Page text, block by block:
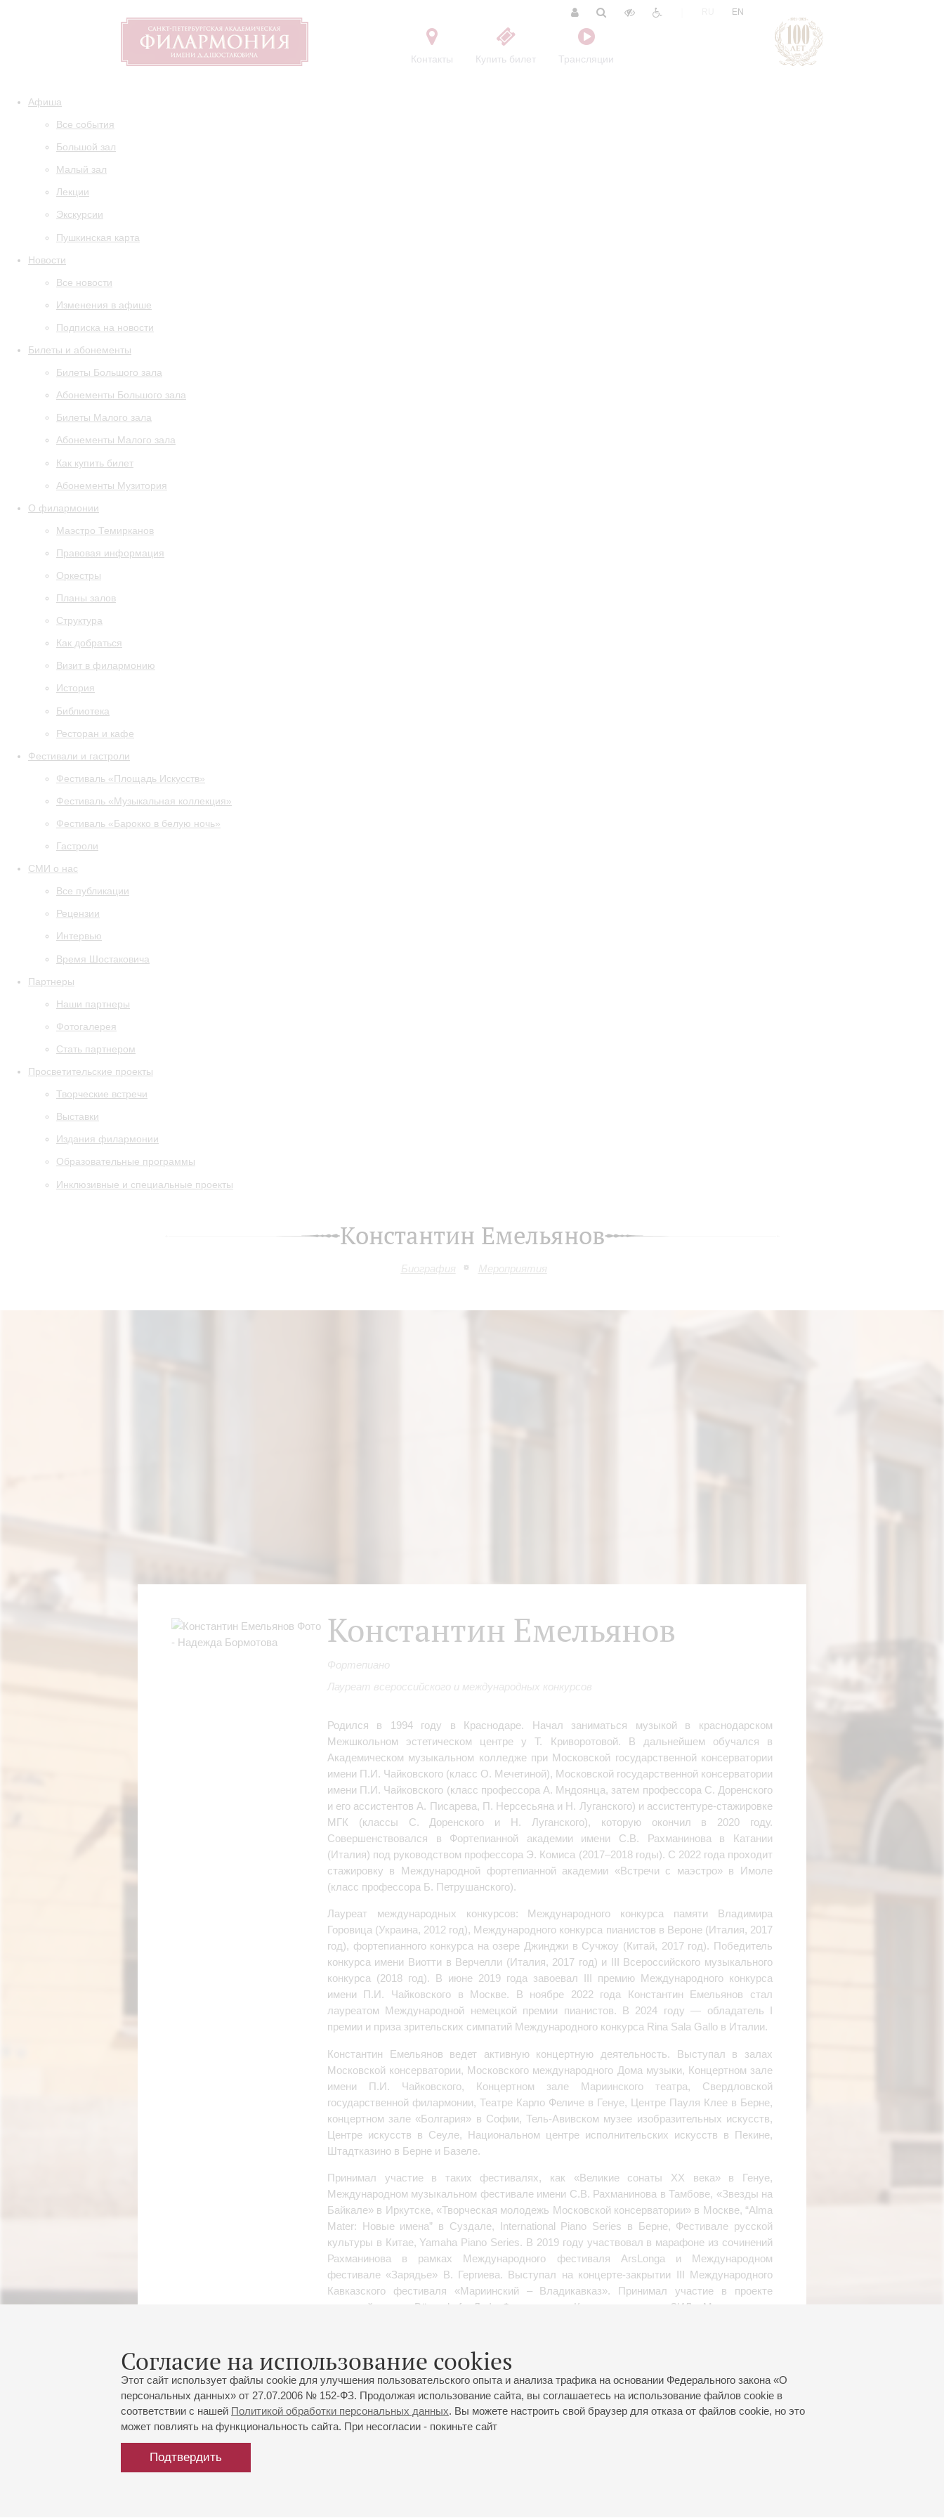
Контакты Купить билет Трансляции
EN
Афиша
Все события
Большой зал
Малый зал
Лекции
Экскурсии
Пушкинская карта
Новости
Все новости
Изменения в афише
Подписка на новости
Билеты и абонементы
Билеты Большого зала
Абонементы Большого зала
Билеты Малого зала
Абонементы Малого зала
Как купить билет
Абонементы Музитория
О филармонии
Маэстро Темирканов
Правовая информация
Оркестры
Планы залов
Структура
Как добраться
Визит в филармонию
История
Библиотека
Ресторан и кафе
Фестивали и гастроли
Фестиваль «Площадь Искусств»
Фестиваль «Музыкальная коллекция»
Фестиваль «Барокко в белую ночь»
Гастроли
СМИ о нас
Все публикации
Рецензии
Интервью
Время Шостаковича
Партнеры
Наши партнеры
Фотогалерея
Стать партнером
Просветительские проекты
Творческие встречи
Выставки
Издания филармонии
Образовательные программы
Инклюзивные и специальные проекты
Константин Емельянов
Биография Мероприятия
Согласие на использование cookies
Этот сайт использует файлы cookie для улучшения пользовательского опыта и анализа трафика на основании Федерального закона «О
персональных данных» от 27.07.2006 № 152-ФЗ. Продолжая использование сайта, вы соглашаетесь на использование файлов cookie в
соответствии с нашей Политикой обработки персональных данных. Вы можете настроить свой браузер для отказа от файлов cookie, но это
может повлиять на функциональность сайта. При несогласии - покиньте сайт
Подтвердить
Константин Емельянов
Фортепиано
Лауреат всероссийского и международных конкурсов
Родился в 1994 году в Краснодаре. Начал заниматься музыкой в краснодарском
Межшкольном эстетическом центре у Т. Криворотовой. В дальнейшем обучался в
Академическом музыкальном колледже при Московской государственной консерватории
имени П.И. Чайковского (класс О. Мечетиной), Московской государственной консерватории
имени П.И. Чайковского (класс профессора А. Мндоянца, затем профессора С. Доренского
и его ассистентов А. Писарева, П. Нерсесьяна и Н. Луганского) и ассистентуре-стажировке
МГК (классы С. Доренского и Н. Луганского), которую окончил в 2020 году.
Совершенствовался в Фортепианной академии имени С.В. Рахманинова в Катании
(Италия) под руководством профессора Э. Комиса (2017–2018 годы). С 2022 года проходит
стажировку в Международной фортепианной академии «Встречи с маэстро» в Имоле
(класс профессора Б. Петрушанского).
Лауреат международных конкурсов: Международного конкурса памяти Владимира
Горовица (Украина, 2012 год), Международного конкурса пианистов в Вероне (Италия, 2017
год), фортепианного конкурса на озере Джинджи в Сучжоу (Китай, 2017 год). Победитель
конкурса имени Виотти в Верчелли (Италия, 2017 год) и III Всероссийского музыкального
конкурса (2018 год). В июне 2019 года завоевал III премию Международного конкурса
имени П.И. Чайковского в Москве. В ноябре 2022 года Константин Емельянов стал
лауреатом Международной немецкой премии пианистов. В 2024 году — обладатель I
премии и приза зрительских симпатий Международного конкурса Rina Sala Gallo в Италии.
Константин Емельянов ведет активную концертную деятельность. Выступал в залах
Московской консерватории, Московского международного Дома музыки, Концертном зале
имени П.И. Чайковского, Концертном зале Мариинского театра, Свердловской
государственной филармонии, Театре Карло Феличе в Генуе, Центре Пауля Клее в Берне,
концертном зале «Болгария» в Софии, Тель-Авивском музее изобразительных искусств,
Центре искусств в Сеуле, Национальном центре исполнительских искусств в Пекине,
Штадтказино в Берне и Базеле.
Принимал участие в таких фестивалях, как «Великие сонаты ХХ века» в Генуе,
Международном музыкальном фестивале имени С.В. Рахманинова в Тамбове, «Звезды на
Байкале» в Иркутске, «Творческая молодежь Московской консерватории» в Москве, “Alma
Mater: Новые имена” в Суздале, International Piano Series в Берне, Фестивале русской
культуры в Китае, Yamaha Piano Series. В 2019 году участвовал в марафоне из сочинений
Рахманинова в рамках Международного фестиваля ArsLonga и Международном
фестивале «Зарядье» В. Гергиева. Выступал на концерте-закрытии III Международного
Кавказского фестиваля «Мариинский – Владикавказ». Принимал участие в проекте
камерной музыки Bösendorfer Лофт Филармония в Культурном центре ЗИЛ в Москве.
которых Ю. Башмет, А. Сладковский, В. Спиваков, В. Федосеев, А. Лазарев, Ф. Коробов,
М. Кадин, А. Лубченко, Ю. Рахлин, Г. Ковалевский, В. Лаврик, А. Рамм, Б. Андрианов,
Д. Ботинис, И. Никифорчин, Ф. Чижевский и другими.
В 2021 году вышел дебютный альбом с музыкой П.И. Чайковского на лейбле «Мелодия».
В 2023 году вышел альбом на бельгийском лейбле Fuga Libera с музыкой Дебюсси,